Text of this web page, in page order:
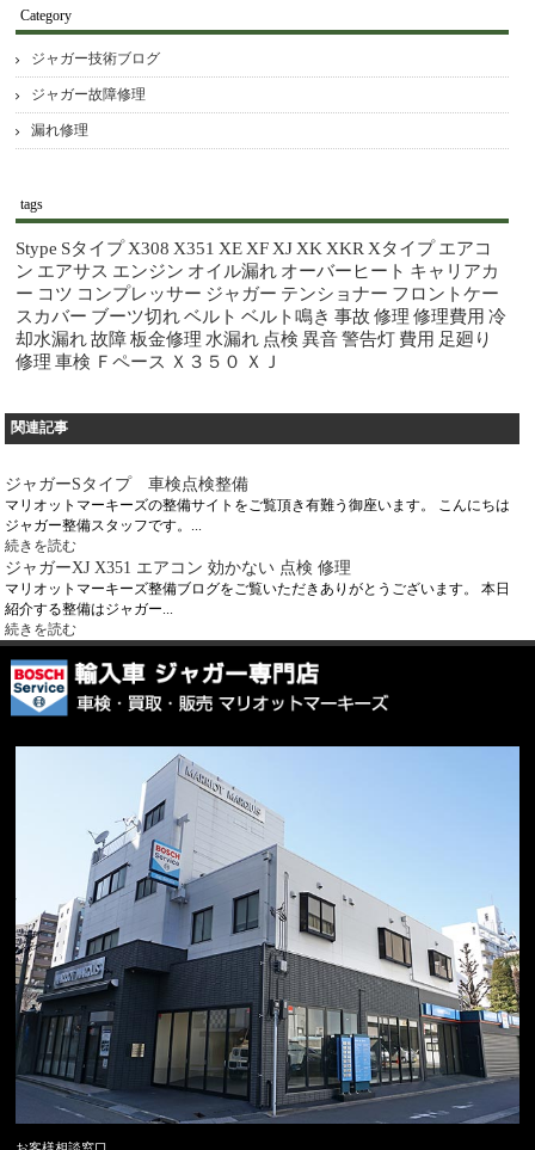
Category
ジャガー技術ブログ
ジャガー故障修理
漏れ修理
tags
Stype SタイプX308 X351 XEXFXJXKXKRXタイプ エアコ
ン エアサス エンジン オイル漏れ オーバーヒート キャリアカ
ー コツ コンプレッサー ジャガー テンショナー フロントケー
スカバー ブーツ切れベルト ベルト鳴き 事故 修理 修理費用 冷
却水漏れ故障板金修理 水漏れ 点検 異音警告灯 費用 足廻り
修理 車検 Ｆペース Ｘ３５０ ＸＪ
関連記事
ジャガーSタイプ 車検点検整備
マリオットマーキーズの整備サイトをご覧頂き有難う御座います。 こんにちは
ジャガー整備スタッフです。...
続きを読む
ジャガーXJ X351 エアコン 効かない 点検 修理
マリオットマーキーズ整備ブログをご覧いただきありがとうございます。 本日
紹介する整備はジャガー...
続きを読む